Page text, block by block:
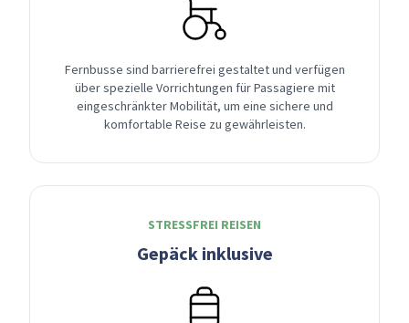
Fernbusse sind barrierefrei gestaltet und verfügen
über spezielle Vorrichtungen für Passagiere mit
eingeschränkter Mobilität, um eine sichere und
komfortable Reise zu gewährleisten.
STRESSFREI REISEN
Gepäck inklusive